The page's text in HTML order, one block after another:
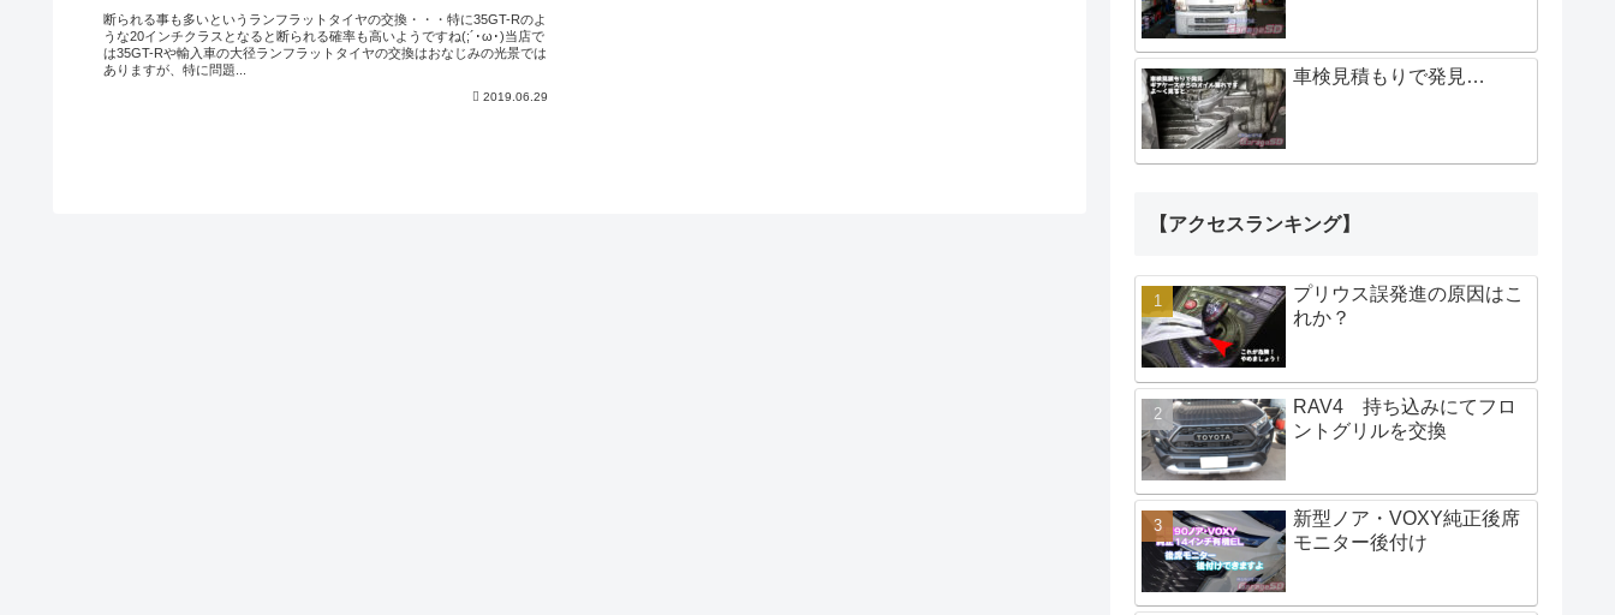
断られる事も多いというランフラットタイヤの交換・・・特に35GT-Rのよ
うな20インチクラスとなると断られる確率も高いようですね(;´･ω･)当店で
は35GT-Rや輸入車の大径ランフラットタイヤの交換はおなじみの光景では
ありますが、特に問題...
2019.06.29
車検見積もりで発見…
【アクセスランキング】
プリウス誤発進の原因はこ
れか？
RAV4 持ち込みにてフロ
ントグリルを交換
新型ノア・VOXY純正後席
モニター後付け